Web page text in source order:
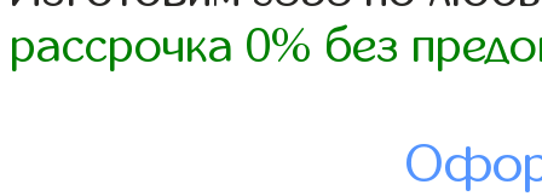
рассрочка 0% без